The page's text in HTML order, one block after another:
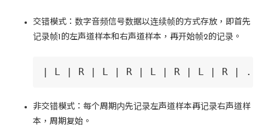
交错模式：数字音频信号数据以连续帧的方式存放，即首先
记录帧1的左声道样本和右声道样本，再开始帧2的记录。
| L | R | L | R | L | R | L | R |
非交错模式：每个周期内先记录左声道样本再记录右声道样
本，周期复始。